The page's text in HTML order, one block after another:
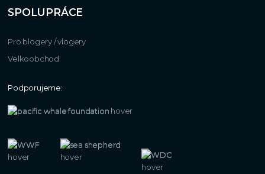
SPOLUPRÁCE
Pro blogery / vlogery
Velkoobchod
Podporujeme: